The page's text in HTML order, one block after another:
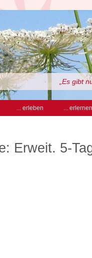
„Es gibt
... erleben ... erlernen
Erweit. 5-